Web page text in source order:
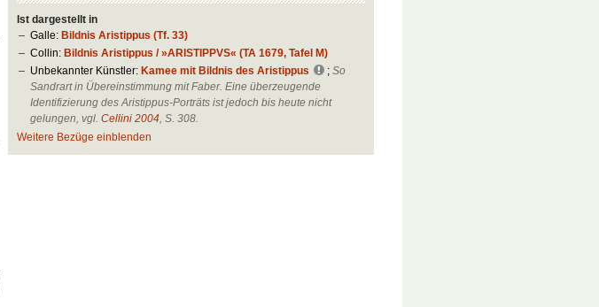
Ist dargestellt in
Galle: Bildnis Aristippus (Tf. 33)
Collin: Bildnis Aristippus / »ARISTIPPVS« (TA 1679, Tafel M)
Unbekannter Künstler:Kamee mit Bildnis des Aristippus ;So
Sandrart in Übereinstimmung mit Faber. Eine überzeugende
Identifizierung des Aristippus-Porträts ist jedoch bis heute nicht
gelungen, vgl.Cellini 2004 , S. 308.
Weitere Bezüge einblenden